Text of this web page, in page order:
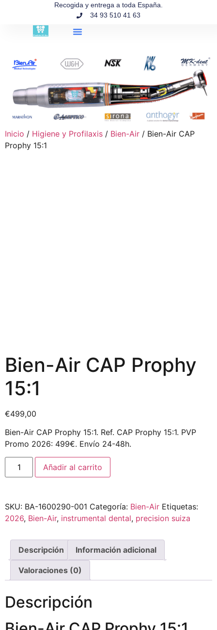
Recogida y entrega a toda España.
34 93 510 41 63
Inicio / Higiene y Profilaxis / Bien-Air / Bien-Air CAP
Prophy 15:1
Bien-Air CAP Prophy
15:1
€499,00
Bien-Air CAP Prophy 15:1. Ref. CAP Prophy 15:1. PVP
Promo 2026: 499€. Envío 24-48h.
Añadir al carrito
SKU: BA-1600290-001 Categoría: Bien-Air Etiquetas:
2026, Bien-Air, instrumental dental, precision suiza
Descripción Información adicional
Valoraciones (0)
Descripción